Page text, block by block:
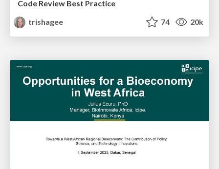
Code Review Best Practice
trishagee
74 20k